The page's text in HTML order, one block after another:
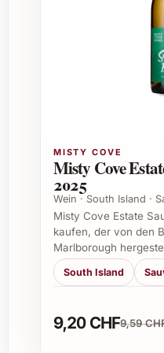
Vielzahl von
Einsatzzwecke –
Festliche
Feierliche
Geschenke für
Kenner
Verwendung in
Caterings
Firmenevents
Erweiterung
besonderen
Warum Viña Las
MISTY COVE
Misty Cove
2025
Wein · South Island ·
Misty Cove Estate
kaufen, der von den
Marlborough
South Island
9,20 CHF9,59